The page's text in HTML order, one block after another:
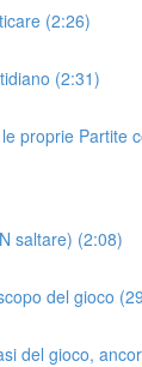
(2:26)
(2:31)
proprie Partite
saltare) (2:08)
del gioco
del gioco,